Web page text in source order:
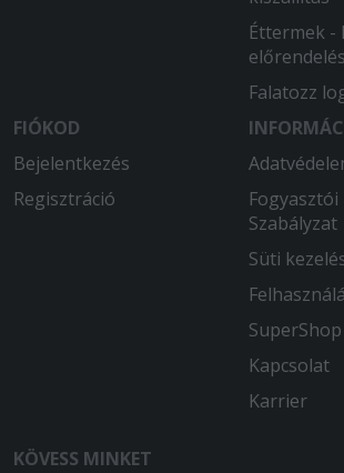
Többször rendeltem régebben
étteremből. Mindig elégedett
2026-01-13 - Gál:
Nagyon elégedett voltam!
2025-10-04 - Marianna:
Éttermek -
előrendelés
Falatozz
FIÓKOD
Bejelentkezés
Regisztráció
Szabályzat
Süti
SuperShop
Kapcsolat
Karrier
KÖVESS MINKET